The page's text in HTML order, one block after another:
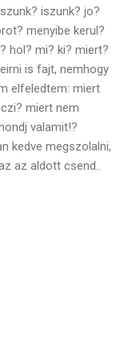
iszunk? jo?
menyibe kerul?
hol? mi? ki? miert?
is fajt, nemhogy
elfeledtem: miert
miert nem
valamit!?
kedve megszolalni,
az aldott csend..